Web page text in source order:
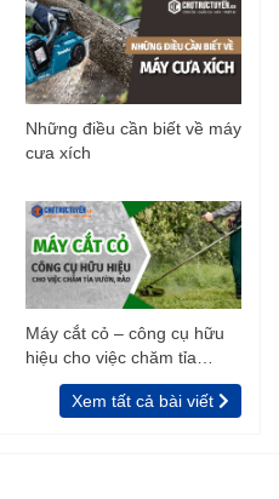
Những điều cần biết về máy
cưa xích
Máy cắt cỏ – công cụ hữu
hiệu cho việc chăm tỉa
vườn, rào
Xem tất cả bài viết